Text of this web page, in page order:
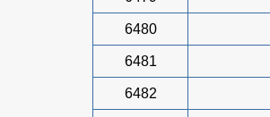
6480
6481
6482